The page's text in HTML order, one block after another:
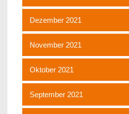
Dezember 2021
November 2021
Oktober 2021
September 2021